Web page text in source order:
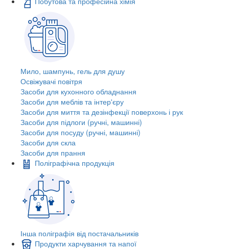
Мило, шампунь, гель для душу
Освіжувачі повітря
Засоби для кухонного обладнання
Засоби для меблів та інтер'єру
Засоби для миття та дезінфекції поверхонь і рук
Засоби для підлоги (ручні, машинні)
Засоби для посуду (ручні, машинні)
Засоби для скла
Засоби для прання
Поліграфічна продукція
Інша поліграфія від постачальників
Продукти харчування та напої